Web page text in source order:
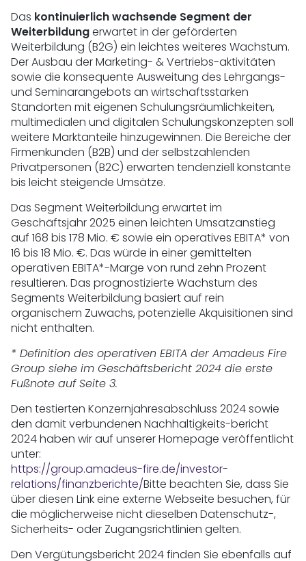
Das kontinuierlich wachsende Segment der
Weiterbildungerwartet in der geförderten
Weiterbildung (B2G) ein leichtes weiteres Wachstum.
Der Ausbau der Marketing- & Vertriebs-aktivitäten
sowie die konsequente Ausweitung des Lehrgangs-
und Seminarangebots an wirtschaftsstarken
Standorten mit eigenen Schulungsräumlichkeiten,
multimedialen und digitalen Schulungskonzepten soll
weitere Marktanteile hinzugewinnen. Die Bereiche der
Firmenkunden (B2B) und der selbstzahlenden
Privatpersonen (B2C) erwarten tendenziell konstante
bis leicht steigende Umsätze.
Das Segment Weiterbildung erwartet im
Geschäftsjahr 2025 einen leichten Umsatzanstieg
auf 168 bis 178 Mio. € sowie ein operatives EBITA* von
16 bis 18 Mio. €. Das würde in einer gemittelten
operativen EBITA*-Marge von rund zehn Prozent
resultieren. Das prognostizierte Wachstum des
Segments Weiterbildung basiert auf rein
organischem Zuwachs, potenzielle Akquisitionen sind
nicht enthalten.
* Definition des operativen EBITA der Amadeus Fire
Group siehe im Geschäftsbericht 2024 die erste
Fußnote auf Seite 3.
Den testierten Konzernjahresabschluss 2024 sowie
den damit verbundenen Nachhaltigkeits-bericht
2024 haben wir auf unserer Homepage veröffentlicht
unter:
https://group.amadeus-fire.de/investor-
relations/finanzberichte/Bitte beachten Sie, dass Sie
über diesen Link eine externe Webseite besuchen, für
die möglicherweise nicht dieselben Datenschutz-,
Sicherheits- oder Zugangsrichtlinien gelten.
Den Vergütungsbericht 2024 finden Sie ebenfalls auf